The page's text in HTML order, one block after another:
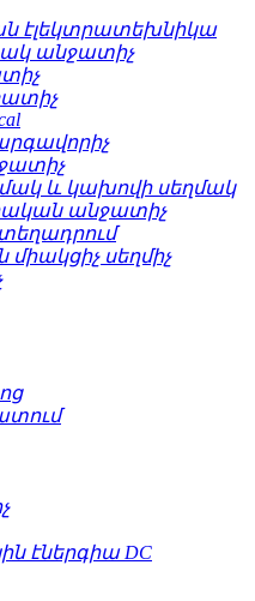
էլեկտրատեխնիկա
անջատիչ
և կախովի սեղմակ
անջատիչ
միակցիչ սեղմիչ
էներգիա DC